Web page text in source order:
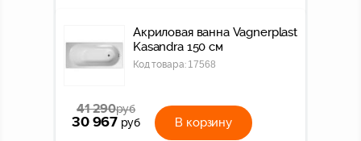
Акриловая ванна Vagnerplast
Kasandra 150 см
Код товара: 17568
41 290руб
30 967 руб В корзину